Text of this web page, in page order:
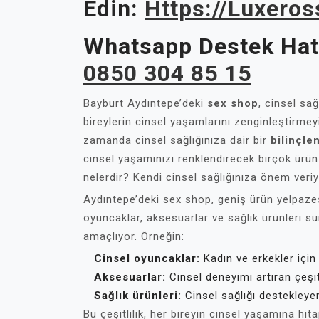
Edin: Https://
Whatsapp Destek
0850 304 85 15
Bayburt Aydıntepe’deki sex shop, cinsel
bireylerin cinsel yaşamlarını
zamanda cinsel sağlığınıza dair bir
cinsel yaşamınızı renklendirecek birçok
nelerdir? Kendi cinsel sağlığınıza önem
Aydıntepe’deki sex shop, geniş ürün
oyuncaklar, aksesuarlar ve sağlık ürünleri
amaçlıyor. Örneğin:
Cinsel oyuncaklar: Kadın ve erkekler
Aksesuarlar: Cinsel deneyimi artıran
Sağlık ürünleri: Cinsel sağlığı
Bu çeşitlilik, her bireyin cinsel yaşamına